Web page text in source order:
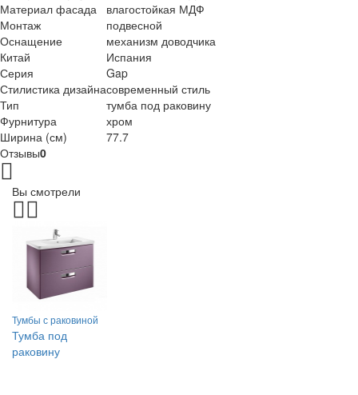
Материал фасада
влагостойкая МДФ
Монтаж
подвесной
Оснащение
механизм доводчика
Китай
Испания
Серия
Gap
Стилистика дизайнасовременный стиль
Тип
тумба под раковину
Фурнитура
хром
Ширина (см)
77.7
Отзывы0
Вы смотрели
Тумбы с раковиной
Тумба под
раковину